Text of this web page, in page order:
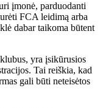
įmonė, parduodanti
FCA leidimą arba
dabar taikoma būtent
yra įsikūrusios
Tai reiškia, kad
gali būti neteisėtos